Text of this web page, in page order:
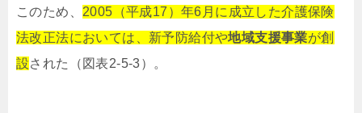
このため、 2005（平成17）年6月に成立した介護保険
法改正法においては、新予防給付や地域支援事業が創
設された（図表2-5-3）。